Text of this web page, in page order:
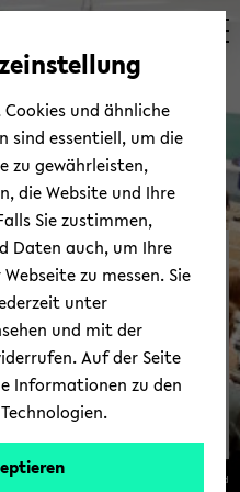
Qua­li­täts­ma­nage­ment
Stu­di­um und Lehre
© Uni­ver­si­tät Bie­le­feld
Cookies und ähnliche
sind essentiell, um die
zu gewährleisten,
die Website und Ihre
Sie zustimmen,
Daten auch, um Ihre
zu messen. Sie
unter
und mit der
Auf der Seite
Informationen zu den